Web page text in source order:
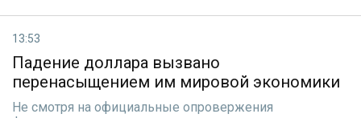
13:53
Падение доллара вызвано
перенасыщением им мировой экономики
Не смотря на официальные опровержения